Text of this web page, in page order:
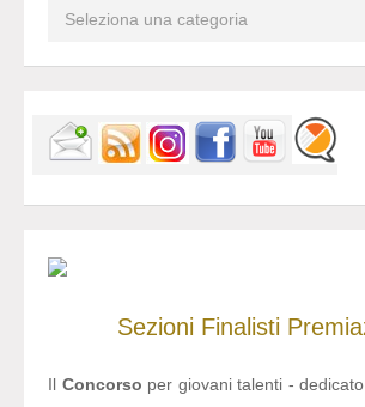
Sezioni Finalisti
Il Concorso per giovani talenti -